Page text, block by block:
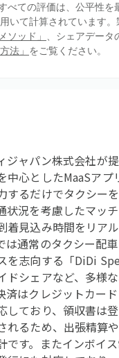
べての評価は、公平性を
いて計算されています
ソッド」 、シェアデータ
法」 をご覧ください。
ジャパン株式会社が
中心としたMaaSアプ
するだけでタクシー
状況を考慮したマッ
着見込み時間をリア
は通常のタクシー配
を志向する「DiDi
ドシェアなど、多様
済はクレジットカー
しており、領収書は
れるため、出張精算
です。またインボイ